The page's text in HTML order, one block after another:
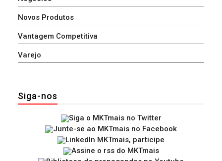
Novos Produtos
Vantagem Competitiva
Varejo
Siga-nos